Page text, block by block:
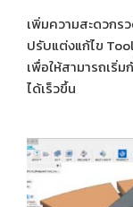
เพิ่มความสะดวกร
ปรับแต่งแก้ไข
เพื่อให้สามารถเริ่ม
ได้เร็วขึ้น